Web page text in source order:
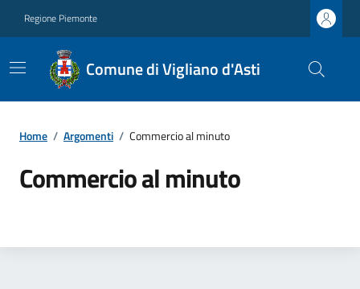
Regione Piemonte
Comune di Vigliano d'Asti
Home / Argomenti / Commercio al minuto
Commercio al minuto